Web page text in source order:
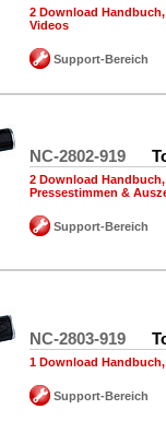
2 Download
Videos
Support-Bereich
NC-2802-919
2 Download
Pressestimmen &
Support-Bereich
NC-2803-919
1 Download
Support-Bereich